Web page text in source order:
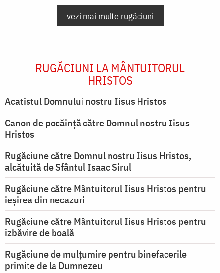
vezi mai multe rugăciuni
RUGĂCIUNI LA MÂNTUITORUL
HRISTOS
Acatistul Domnului nostru Iisus Hristos
Canon de pocăință către Domnul nostru Iisus
Hristos
Rugăciune către Domnul nostru Iisus Hristos,
alcătuită de Sfântul Isaac Sirul
Rugăciune către Mântuitorul Iisus Hristos pentru
ieşirea din necazuri
Rugăciune către Mântuitorul Iisus Hristos pentru
izbăvire de boală
Rugăciune de mulțumire pentru binefacerile
primite de la Dumnezeu